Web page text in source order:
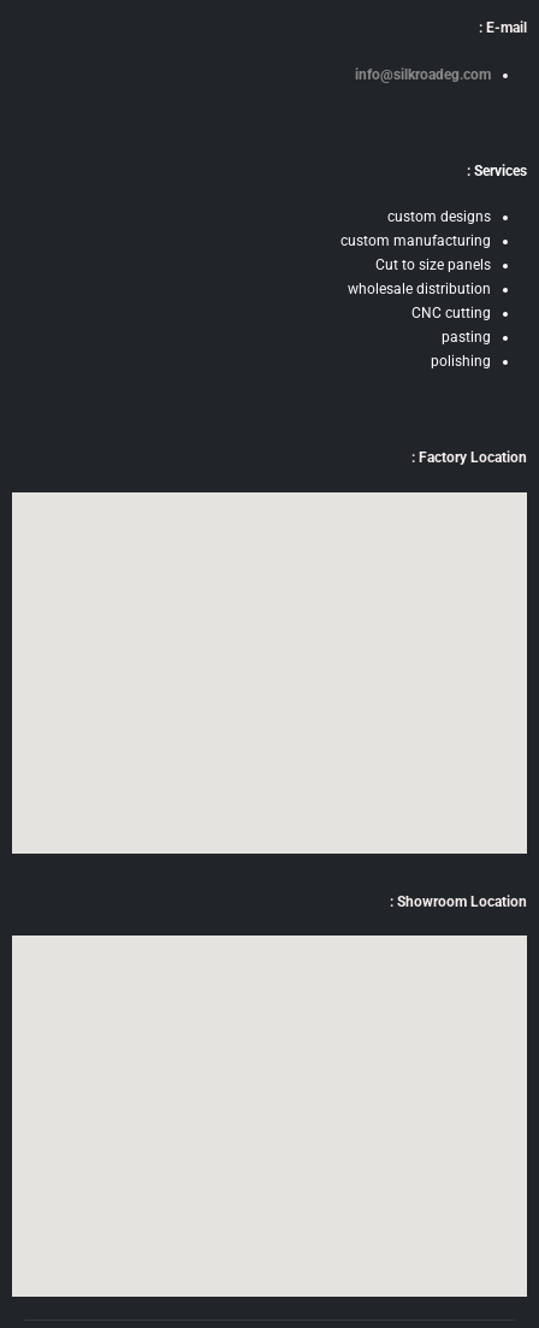
E-mail :
info@silkroadeg.com
Services :
custom designs
custom manufacturing
Cut to size panels
wholesale distribution
CNC cutting
pasting
polishing
Factory Location :
Showroom Location :